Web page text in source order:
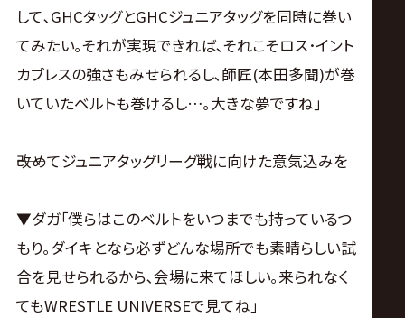
して､GHCタッグとGHCジュニアタッグを同時に巻い
てみたい｡それが実現できれば､それこそロス･イント
カブレスの強さもみせられるし､師匠(本田多聞)が巻
いていたベルトも巻けるし…｡大きな夢ですね｣
――改めてジュニアタッグリーグ戦に向けた意気込みを
▼ダガ｢僕らはこのベルトをいつまでも持っているつ
もり｡ダイキとなら必ずどんな場所でも素晴らしい試
合を見せられるから､会場に来てほしい｡来られなく
てもWRESTLE UNIVERSEで見てね｣